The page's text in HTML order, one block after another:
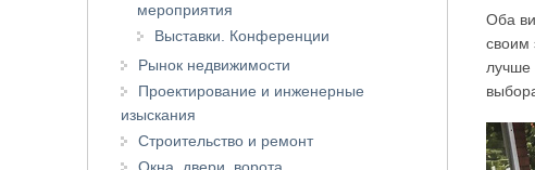
Оба
своим
лучше
мероприятия
Выставки. Конференции
Рынок недвижимости
Проектирование и инженерные
изыскания
Строительство и ремонт